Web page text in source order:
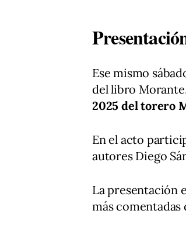
Ese mismo
del libro
2025 del torero
En el acto
autores Diego
La presentación
más